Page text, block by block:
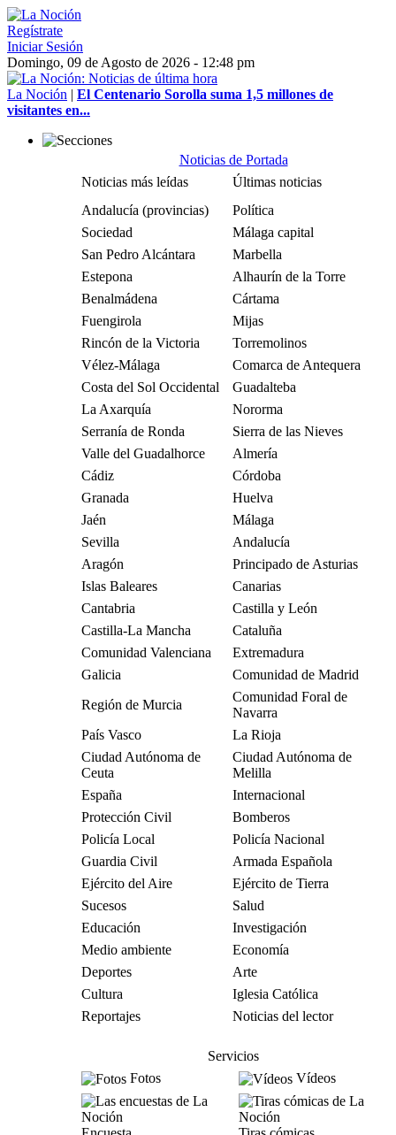
Regístrate
Iniciar Sesión
Domingo, 09 de Agosto de 2026 - 12:48 pm
La Noción | El Centenario Sorolla suma 1,5 millones de
visitantes en...
Noticias de Portada
Noticias más leídas
Últimas noticias
Andalucía (provincias)
Política
Sociedad
Málaga capital
San Pedro Alcántara
Marbella
Estepona
Alhaurín de la Torre
Benalmádena
Cártama
Fuengirola
Mijas
Rincón de la Victoria
Torremolinos
Vélez-Málaga
Comarca de Antequera
Costa del Sol Occidental
Guadalteba
La Axarquía
Nororma
Serranía de Ronda
Sierra de las Nieves
Valle del Guadalhorce
Almería
Cádiz
Córdoba
Granada
Huelva
Jaén
Málaga
Sevilla
Andalucía
Aragón
Principado de Asturias
Islas Baleares
Canarias
Cantabria
Castilla y León
Castilla-La Mancha
Cataluña
Comunidad Valenciana
Extremadura
Galicia
Comunidad de Madrid
Región de Murcia
Comunidad Foral de
Navarra
País Vasco
La Rioja
Ciudad Autónoma de
Ceuta
Ciudad Autónoma de
Melilla
España
Internacional
Protección Civil
Bomberos
Policía Local
Policía Nacional
Guardia Civil
Armada Española
Ejército del Aire
Ejército de Tierra
Sucesos
Salud
Educación
Investigación
Medio ambiente
Economía
Deportes
Arte
Cultura
Iglesia Católica
Reportajes
Noticias del lector
Servicios
Fotos
Vídeos